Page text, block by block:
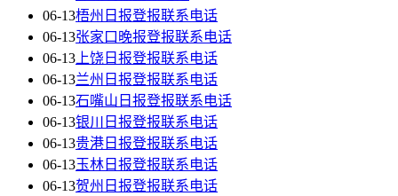
06-13梧州日报登报联系电话
06-13张家口晚报登报联系电话
06-13 上饶日报登报联系电话
06-13兰州日报登报联系电话
06-13石嘴山日报登报联系电话
06-13银川日报登报联系电话
06-13贵港日报登报联系电话
06-13玉林日报登报联系电话
06-13贺州日报登报联系电话